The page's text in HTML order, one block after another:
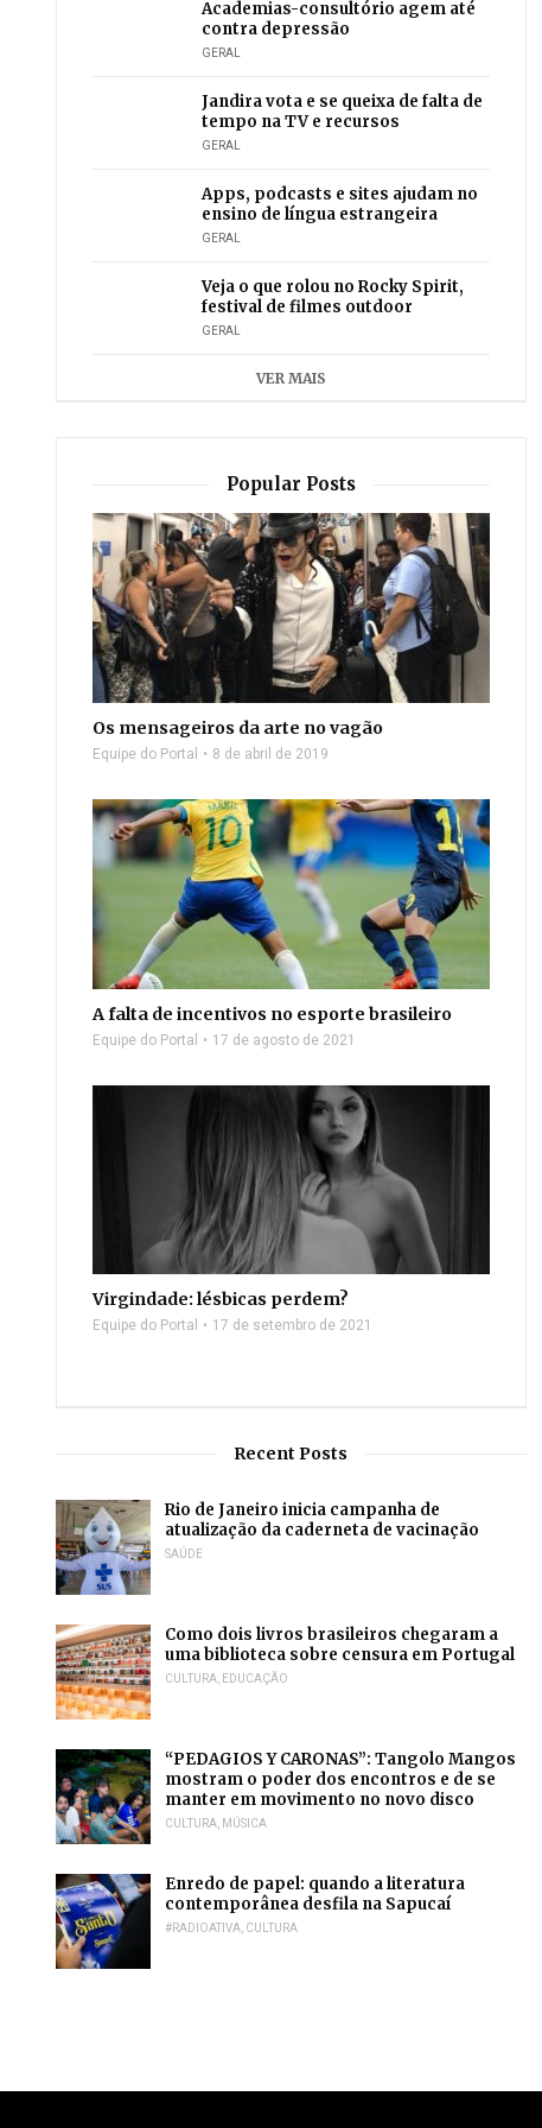
Academias-consultório agem até
contra depressão
GERAL
Jandira vota e se queixa de falta de
tempo na TV e recursos
GERAL
Apps, podcasts e sites ajudam no
ensino de língua estrangeira
GERAL
Veja o que rolou no Rocky Spirit,
festival de filmes outdoor
GERAL
VER MAIS
Popular Posts
Os mensageiros da arte no vagão
Equipe do Portal 8 de abril de 2019
A falta de incentivos no esporte brasileiro
Equipe do Portal 17 de agosto de 2021
Virgindade: lésbicas perdem?
Equipe do Portal 17 de setembro de 2021
Recent Posts
Rio de Janeiro inicia campanha de
atualização da caderneta de vacinação
SAÚDE
Como dois livros brasileiros chegaram a
uma biblioteca sobre censura em Portugal
CULTURA, EDUCAÇÃO
“PEDAGIOS Y CARONAS”: Tangolo Mangos
mostram o poder dos encontros e de se
manter em movimento no novo disco
CULTURA, MÚSICA
Enredo de papel: quando a literatura
contemporânea desfila na Sapucaí
#RADIOATIVA, CULTURA